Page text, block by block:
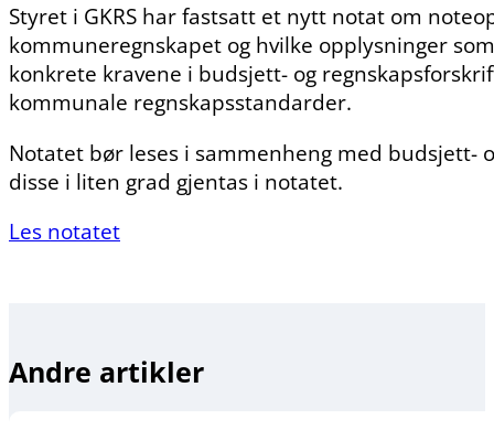
Styret i GKRS har fastsatt et nytt notat om
kommuneregnskapet og hvilke opplysninger
konkrete kravene i budsjett- og
kommunale regnskapsstandarder.
Notatet bør leses i sammenheng med
disse i liten grad gjentas i notatet.
Les notatet
Andre artikler